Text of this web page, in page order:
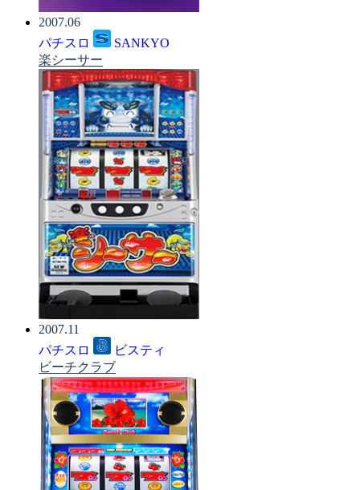
2007.06
パチスロ
SANKYO
楽シーサー
2007.11
パチスロ
ビスティ
ビーチクラブ